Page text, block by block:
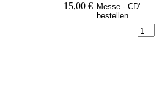
15,00 €